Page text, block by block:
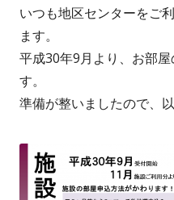
いつも地区センターをご
ます。
平成30年9月より、お部
す。
準備が整いましたので、